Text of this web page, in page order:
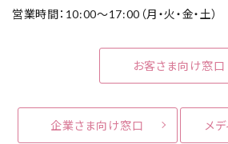
営業時間：10:00～17:00（月・火・金・土
お客さま向け窓口
企業さま向け窓口 メ